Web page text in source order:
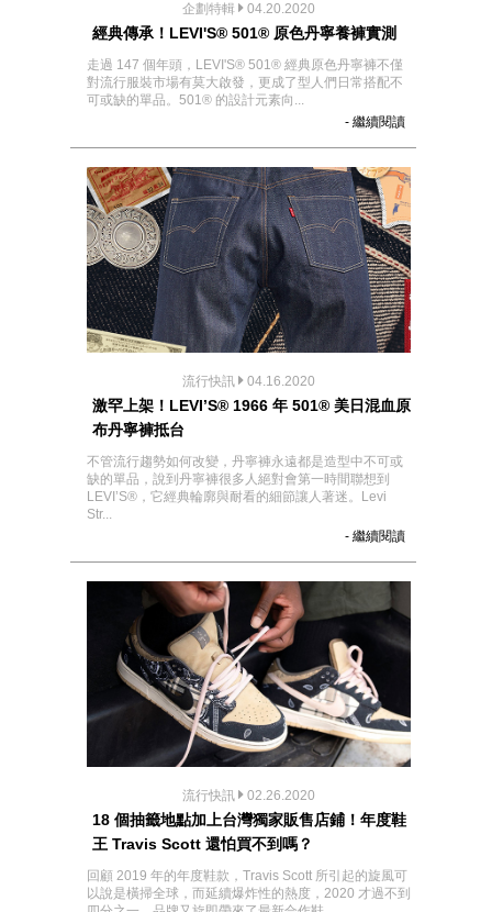
企劃特輯 04.20.2020
經典傳承！LEVI'S® 501® 原色丹寧養褲實測
走過 147 個年頭，LEVI'S® 501® 經典原色丹寧褲不僅
對流行服裝市場有莫大啟發，更成了型人們日常搭配不
可或缺的單品。501® 的設計元素向...
- 繼續閱讀
流行快訊 04.16.2020
激罕上架！LEVI’S® 1966 年 501® 美日混血原
布丹寧褲抵台
不管流行趨勢如何改變，丹寧褲永遠都是造型中不可或
缺的單品，說到丹寧褲很多人絕對會第一時間聯想到
LEVI’S®，它經典輪廓與耐看的細節讓人著迷。Levi
Str...
- 繼續閱讀
流行快訊 02.26.2020
18 個抽籤地點加上台灣獨家販售店鋪！年度鞋
王 Travis Scott 還怕買不到嗎？
回顧 2019 年的年度鞋款，Travis Scott 所引起的旋風可
以說是橫掃全球，而延續爆炸性的熱度，2020 才過不到